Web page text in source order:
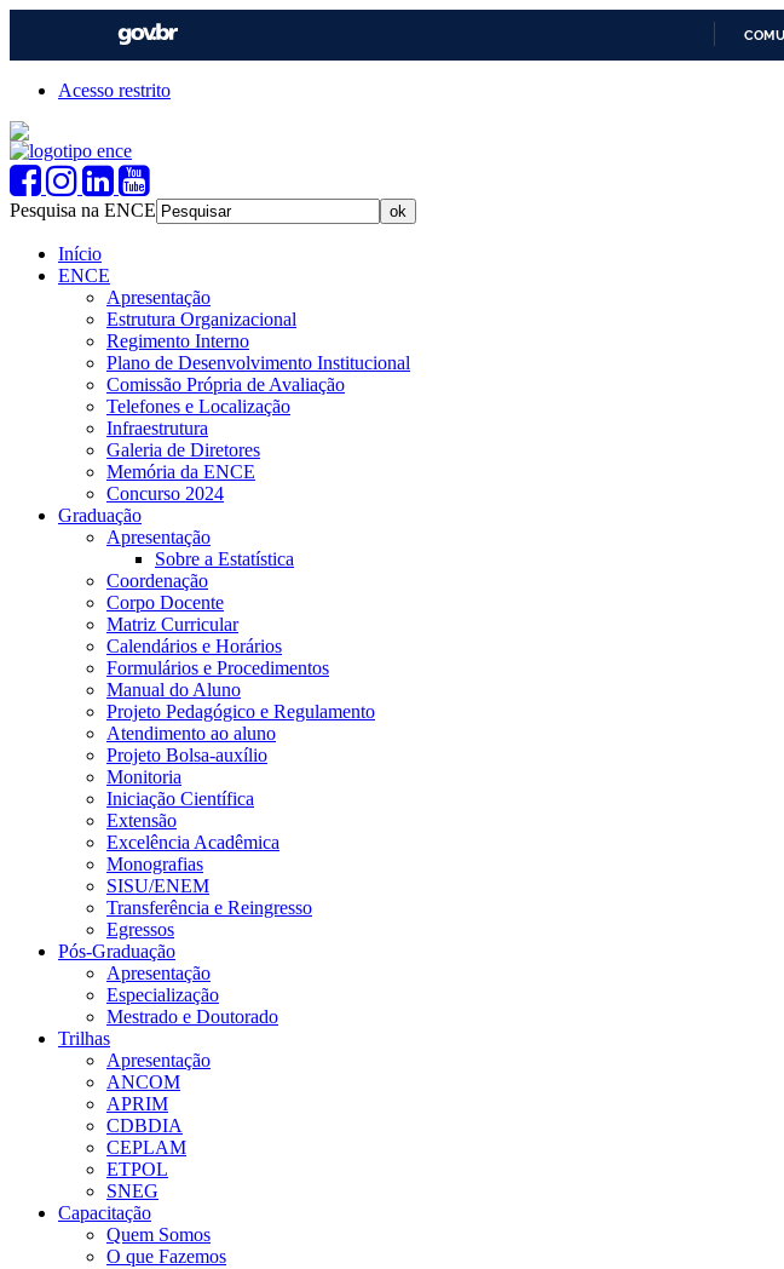
Acesso restrito
Pesquisa na ENCE
Início
ENCE
Apresentação
Estrutura Organizacional
Regimento Interno
Plano de Desenvolvimento Institucional
Comissão Própria de Avaliação
Telefones e Localização
Infraestrutura
Galeria de Diretores
Memória da ENCE
Concurso 2024
Graduação
Apresentação
Sobre a Estatística
Coordenação
Corpo Docente
Matriz Curricular
Calendários e Horários
Formulários e Procedimentos
Manual do Aluno
Projeto Pedagógico e Regulamento
Atendimento ao aluno
Projeto Bolsa-auxílio
Monitoria
Iniciação Científica
Extensão
Excelência Acadêmica
Monografias
SISU/ENEM
Transferência e Reingresso
Egressos
Pós-Graduação
Apresentação
Especialização
Mestrado e Doutorado
Trilhas
Apresentação
ANCOM
APRIM
CDBDIA
CEPLAM
ETPOL
SNEG
Capacitação
Quem Somos
O que Fazemos